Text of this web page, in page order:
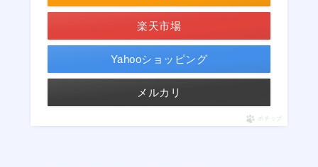
楽天市場
Yahooショッピング
メルカリ
ポチップ